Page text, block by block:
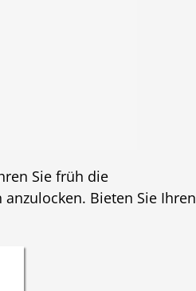
Sie früh die
Bieten Sie Ihren